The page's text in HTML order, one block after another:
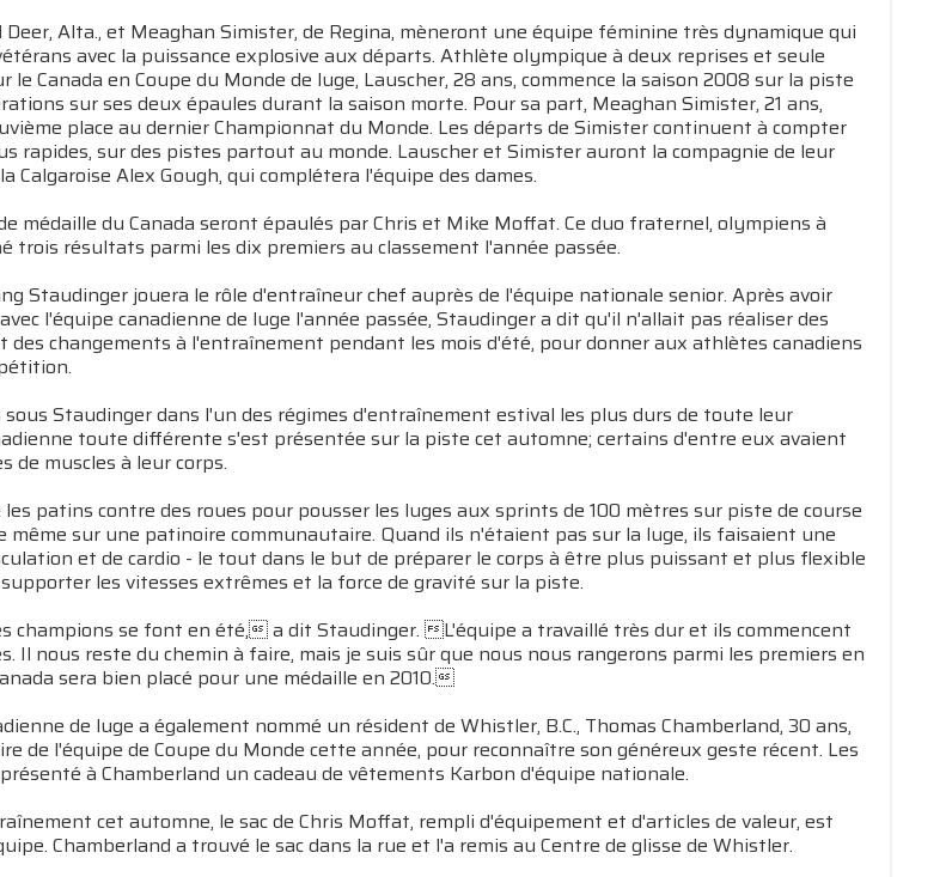
Deer, Alta., et Meaghan Simister, de Regina, mèneront une équipe féminine très dynamique qui
avec la puissance explosive aux départs. Athlète olympique à deux reprises et seule
Canada en Coupe du Monde de luge, Lauscher, 28 ans, commence la saison 2008 sur la piste
sur ses deux épaules durant la saison morte. Pour sa part, Meaghan Simister, 21 ans,
place au dernier Championnat du Monde. Les départs de Simister continuent à compter
rapides, sur des pistes partout au monde. Lauscher et Simister auront la compagnie de leur
Calgaroise Alex Gough, qui complétera l'équipe des dames.
médaille du Canada seront épaulés par Chris et Mike Moffat. Ce duo fraternel, olympiens à
trois résultats parmi les dix premiers au classement l'année passée.
Staudinger jouera le rôle d'entraîneur chef auprès de l'équipe nationale senior. Après avoir
l'équipe canadienne de luge l'année passée, Staudinger a dit qu'il n'allait pas réaliser des
des changements à l'entraînement pendant les mois d'été, pour donner aux athlètes canadiens
Staudinger dans l'un des régimes d'entraînement estival les plus durs de toute leur
toute différente s'est présentée sur la piste cet automne; certains d'entre eux avaient
de muscles à leur corps.
patins contre des roues pour pousser les luges aux sprints de 100 mètres sur piste de course
sur une patinoire communautaire. Quand ils n'étaient pas sur la luge, ils faisaient une
et de cardio - le tout dans le but de préparer le corps à être plus puissant et plus flexible
les vitesses extrêmes et la force de gravité sur la piste.
se font en été, a dit Staudinger. L'équipe a travaillé très dur et ils commencent
Il nous reste du chemin à faire, mais je suis sûr que nous nous rangerons parmi les premiers en
sera bien placé pour une médaille en 2010.
de luge a également nommé un résident de Whistler, B.C., Thomas Chamberland, 30 ans,
de l'équipe de Coupe du Monde cette année, pour reconnaître son généreux geste récent. Les
à Chamberland un cadeau de vêtements Karbon d'équipe nationale.
cet automne, le sac de Chris Moffat, rempli d'équipement et d'articles de valeur, est
Chamberland a trouvé le sac dans la rue et l'a remis au Centre de glisse de Whistler.